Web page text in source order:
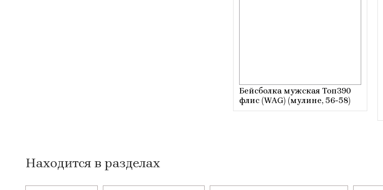
Бейсболка мужская Топ390
флис (WAG) (мулине, 56-58)
Находится в разделах